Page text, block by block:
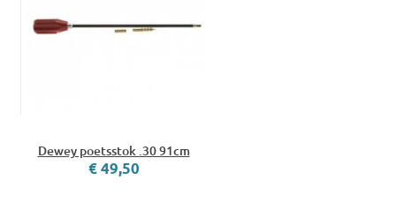
Dewey poetsstok .30 91cm
€ 49,50